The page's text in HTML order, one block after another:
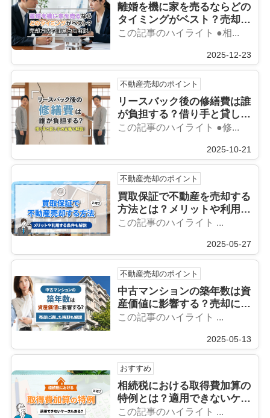
離婚を機に家を売るならどの
タイミングがベスト？売却方
法や注意点も解説！
この記事のハイライト ●相...
2025-12-23
不動産売却のポイント
リースバック後の修繕費は誰
が負担する？借り手と貸し手
の立場で解説！
この記事のハイライト ●修...
2025-10-21
不動産売却のポイント
買取保証で不動産を売却する
方法とは？メリットや利用す
る条件も解説
この記事のハイライト ...
2025-05-27
不動産売却のポイント
中古マンションの築年数は資
産価値に影響する？売却に適
した時期も解説！
この記事のハイライト ...
2025-05-13
おすすめ
相続税における取得費加算の
特例とは？適用できないケー
スもある？
この記事のハイライト ...